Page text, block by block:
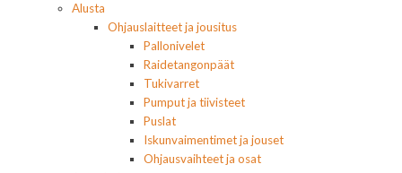
Alusta
Ohjauslaitteet ja jousitus
Pallonivelet
Raidetangonpäät
Tukivarret
Pumput ja tiivisteet
Puslat
Iskunvaimentimet ja jouset
Ohjausvaihteet ja osat